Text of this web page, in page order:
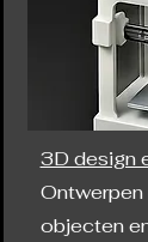
3D design
Ontwerpen
objecten